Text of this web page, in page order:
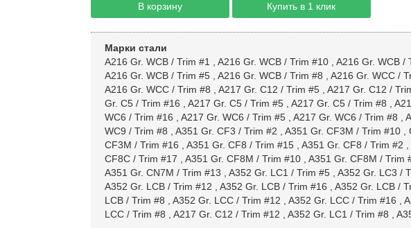
В корзину Купить в 1 клик
Марки стали
A216 Gr. WCB / Trim #1
A216 Gr. WCB / Trim #10, A216 Gr. WCB /
A216 Gr. WCB / Trim #5, A216 Gr. WCB / Trim #8 A216 Gr. WCC /
A216 Gr. WCC / Trim #8
A217 Gr. C12 / Trim #5, A217 Gr. C12 /
Gr. C5 / Trim #16
A217 Gr. C5 / Trim #5, A217 Gr. C5 / Trim #8
WC6 / Trim #16
A217 Gr. WC6 / Trim #5, A217 Gr. WC6 / Trim #8
WC9 / Trim #8
A351 Gr. CF3 / Trim #2 A351 Gr. CF3M / Trim #10,
CF3M / Trim #16
A351 Gr. CF8 / Trim #15, A351 Gr. CF8 / Trim #2
CF8C / Trim #17
A351 Gr. CF8M / Trim #10, A351 Gr. CF8M / Trim
A351 Gr. CN7M / Trim #13
A352 Gr. LC1 / Trim #5, A352 Gr. LC3 /
A352 Gr. LCB / Trim #12
A352 Gr. LCB / Trim #16 A352 Gr. LCB /
LCB / Trim #8
A352 Gr. LCC / Trim #12 A352 Gr. LCC / Trim #16
LCC / Trim #8
A217 Gr. C12 / Trim #12 A352 Gr. LC1 / Trim #8